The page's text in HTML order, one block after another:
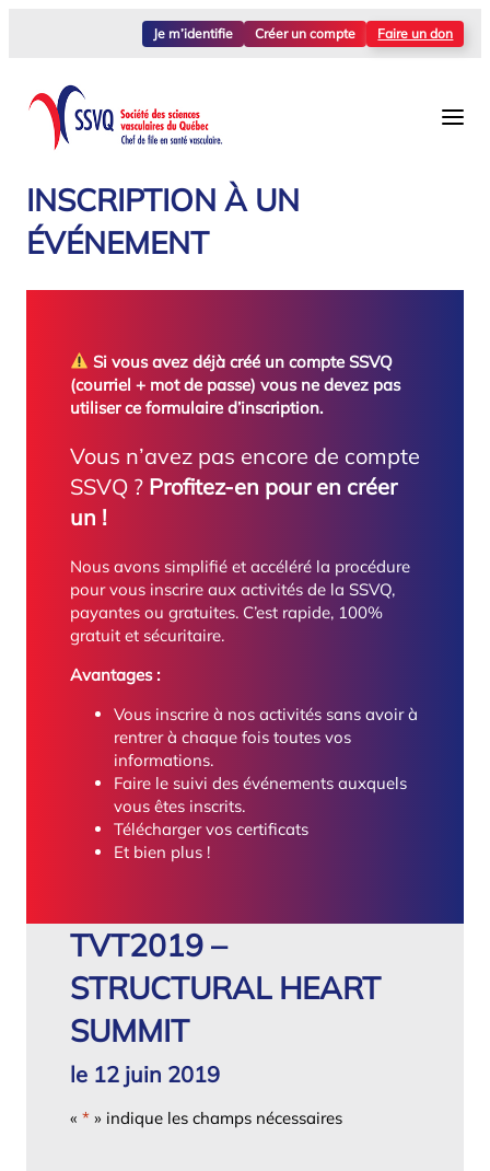
Je m’identifie Créer un compte Faire un don
INSCRIPTION À UN
ÉVÉNEMENT
Si vous avez déjà créé un compte SSVQ
(courriel + mot de passe) vous ne devez pas
utiliser ce formulaire d’inscription.
Vous n’avez pas encore de compte
SSVQ ? Profitez-en pour en créer
un !
Nous avons simplifié et accéléré la procédure
pour vous inscrire aux activités de la SSVQ,
payantes ou gratuites. C’est rapide, 100%
gratuit et sécuritaire.
Avantages :
Vous inscrire à nos activités sans avoir à
rentrer à chaque fois toutes vos
informations.
Faire le suivi des événements auxquels
vous êtes inscrits.
Télécharger vos certificats
Et bien plus !
TVT2019 –
STRUCTURAL HEART
SUMMIT
le 12 juin 2019
« *» indique les champs nécessaires